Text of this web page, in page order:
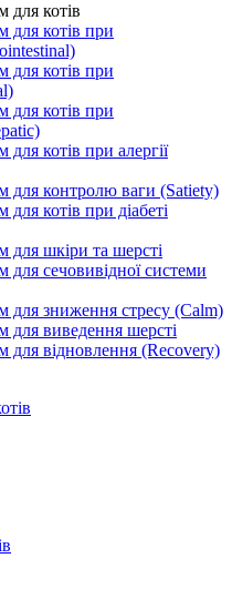
для котів
для котів при
для котів при
для котів при
котів при алергії
для контролю ваги (Satiety)
котів при діабеті
для шкіри та шерсті
сечовивідної системи
для зниження стресу (Calm)
для виведення шерсті
для відновлення (Recovery)